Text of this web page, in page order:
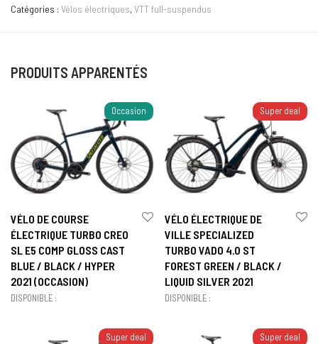
Catégories : Vélos électriques, VTT full-suspendus
PRODUITS APPARENTÉS
Occasion
VÉLO DE COURSE
ÉLECTRIQUE TURBO CREO
SL E5 COMP GLOSS CAST
BLUE / BLACK / HYPER
2021 (OCCASION)
DISPONIBLE :
Super deal
VÉLO ÉLECTRIQUE DE
VILLE SPECIALIZED
TURBO VADO 4.0 ST
FOREST GREEN / BLACK /
LIQUID SILVER 2021
DISPONIBLE :
Super deal Super deal